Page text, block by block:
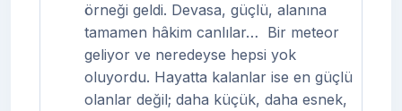
örneği geldi. Devasa, güçlü, alanına
tamamen hâkim canlılar… Bir meteor
geliyor ve neredeyse hepsi yok
oluyordu. Hayatta kalanlar ise en güçlü
olanlar değil; daha küçük, daha esnek,